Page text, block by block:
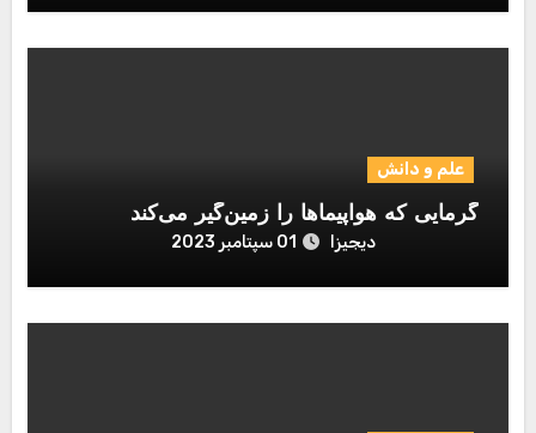
علم و دانش
گرمایی که هواپیماها را زمین‌گیر می‌کند
دیجیزا 01 سپتامبر 2023